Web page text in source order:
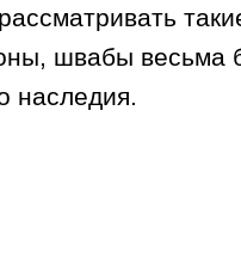
швабы весьма
наследия.